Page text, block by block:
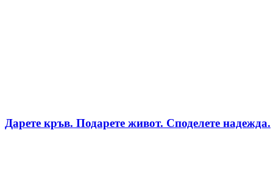
Дарете кръв. Подарете живот. Споделете надежда.